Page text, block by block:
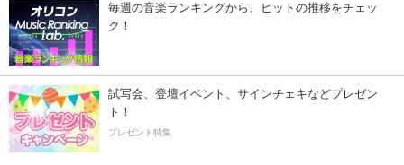
毎週の音楽ランキングから、ヒットの推移をチェッ
ク！
試写会、登壇イベント、サインチェキなどプレゼン
ト！
プレゼント特集